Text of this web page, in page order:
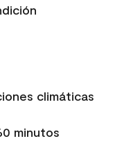
climáticas
minutos